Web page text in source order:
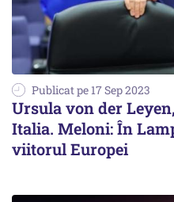
Publicat pe 17 Sep 2023
Ursula von der
Italia. Meloni: În
viitorul Europei